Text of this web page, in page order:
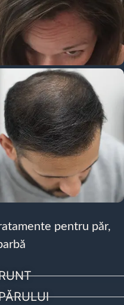
pentru păr,